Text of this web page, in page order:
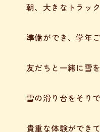
朝、大きなトラッ
準備ができ、学年
友だちと一緒に雪
雪の滑り台をそり
貴重な体験ができ